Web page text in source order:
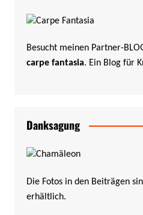
Besucht meinen Partner-
carpe fantasia. Ein Blog für
Danksagung
Die Fotos in den Beiträgen
erhältlich.